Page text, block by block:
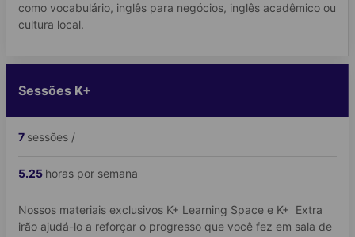
como vocabulário, inglês para negócios, inglês acadêmico ou
cultura local.
Sessões K+
7 sessões /
5.25 horas por semana
Nossos materiais exclusivos K+ Learning Space e K+ Extra
irão ajudá-lo a reforçar o progresso que você fez em sala de